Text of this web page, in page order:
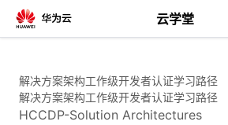
云学堂
回
解决方案架构工作级开发者认证学习路径
解决方案架构工作级开发者认证学习路径
HCCDP-Solution Architectures